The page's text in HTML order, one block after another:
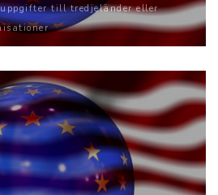
till tredjeländer eller